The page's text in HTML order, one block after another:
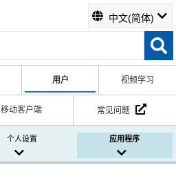
中文(简体)
用户 视频学习
移动客户端 常见问题
个人设置 应用程序